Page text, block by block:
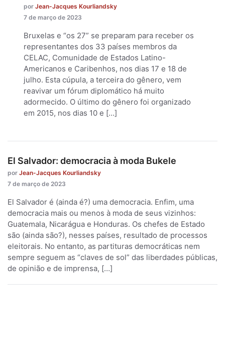
por Jean-Jacques Kourliandsky
7 de março de 2023
Bruxelas e “os 27” se preparam para receber os
representantes dos 33 países membros da
CELAC, Comunidade de Estados Latino-
Americanos e Caribenhos, nos dias 17 e 18 de
julho. Esta cúpula, a terceira do gênero, vem
reavivar um fórum diplomático há muito
adormecido. O último do gênero foi organizado
em 2015, nos dias 10 e […]
El Salvador: democracia à moda Bukele
por Jean-Jacques Kourliandsky
7 de março de 2023
El Salvador é (ainda é?) uma democracia. Enfim, uma
democracia mais ou menos à moda de seus vizinhos:
Guatemala, Nicarágua e Honduras. Os chefes de Estado
são (ainda são?), nesses países, resultado de processos
eleitorais. No entanto, as partituras democráticas nem
sempre seguem as “claves de sol” das liberdades públicas,
de opinião e de imprensa, […]